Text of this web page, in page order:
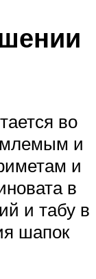
во
и
и
в
и табу в
шапок